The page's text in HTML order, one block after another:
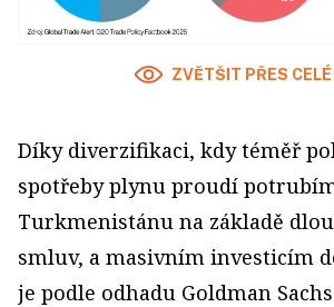
ZVĚTŠIT PŘES
Díky diverzifikaci, kdy téměř
spotřeby plynu proudí
Turkmenistánu na základě
smluv, a masivním investicím
je podle odhadu Goldman